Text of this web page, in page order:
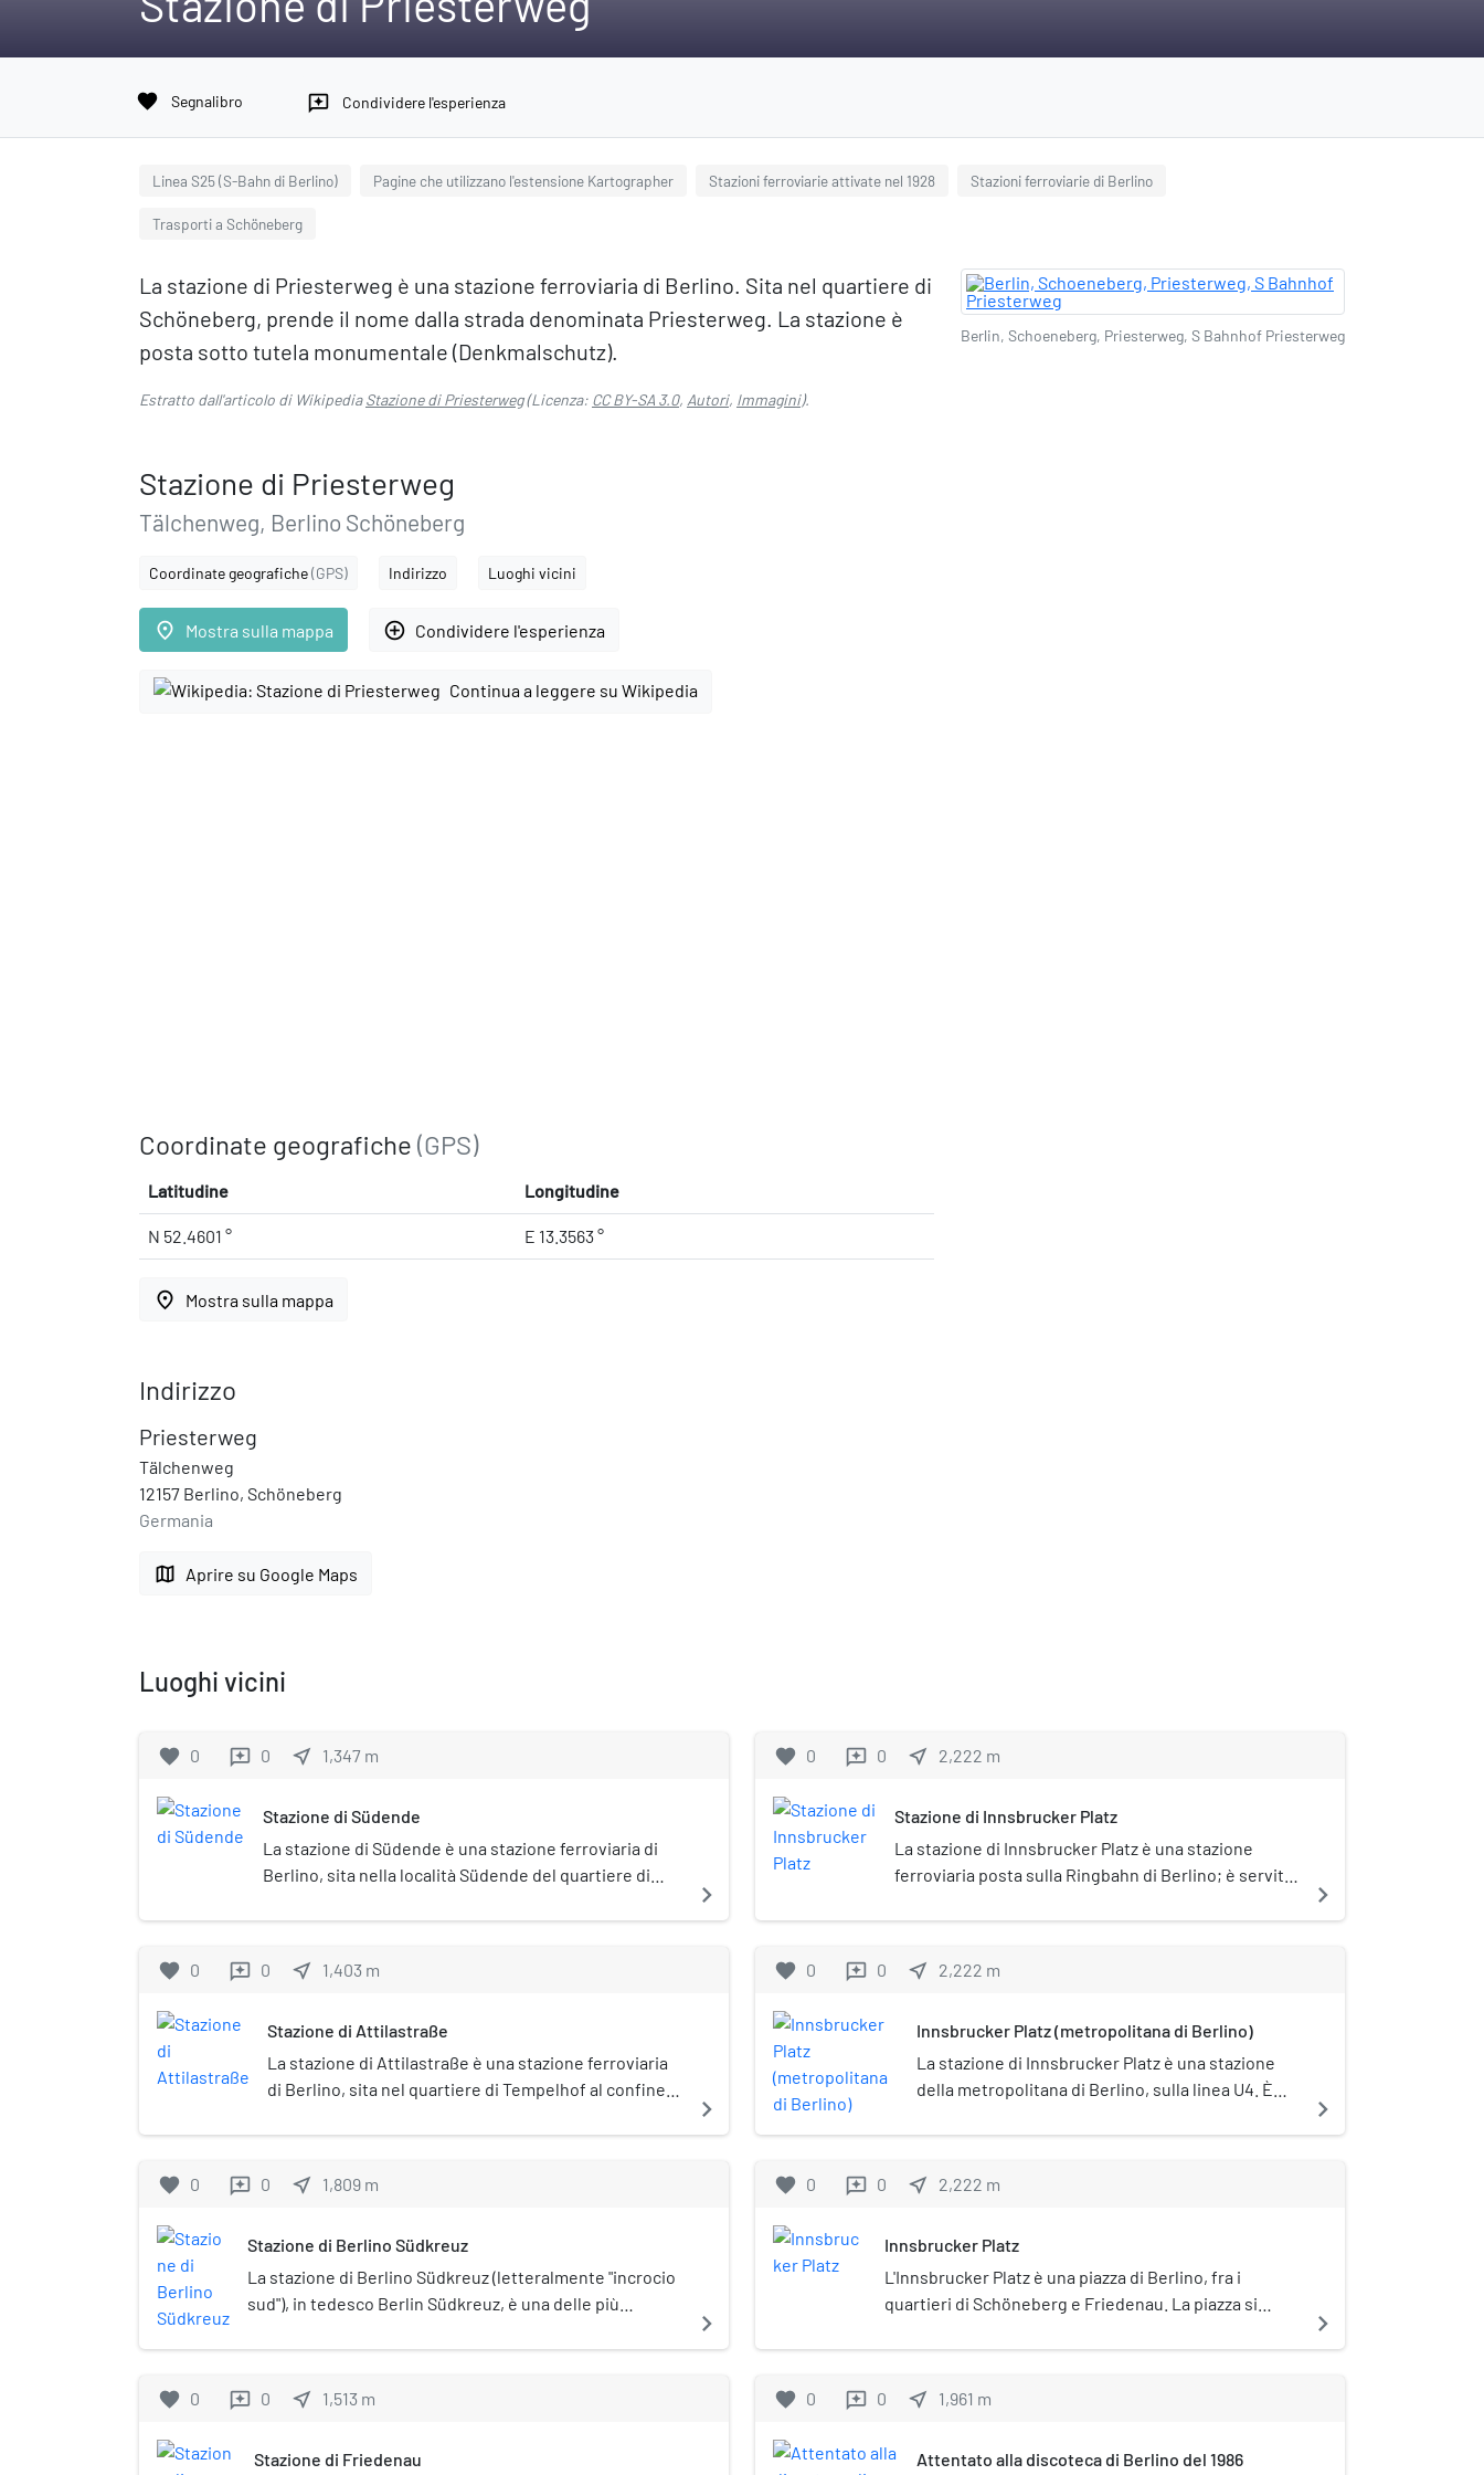
favorite Segnalibro reviews Condividere l'esperienza
Linea S25 (S-Bahn di Berlino) Pagine che utilizzano l'estensione Kartographer Stazioni ferroviarie attivate nel 1928 Stazioni ferroviarie di Berlino
Trasporti a Schöneberg
La stazione di Priesterweg è una stazione ferroviaria di Berlino. Sita nel quartiere di
Schöneberg, prende il nome dalla strada denominata Priesterweg. La stazione è
posta sotto tutela monumentale (Denkmalschutz).
Estratto dall'articolo di WikipediaStazione di Priesterweg(Licenza: CC BY-SA 3.0, Autori, Immagini).
Stazione di Priesterweg
Tälchenweg, Berlino Schöneberg
Coordinate geografiche(GPS) Indirizzo Luoghi vicini
place Mostra sulla mappa add_circle_outline Condividere l'esperienza
Continua a leggere su Wikipedia
Coordinate geografiche (GPS)
Latitudine Longitudine
N 52.4601 ° E 13.3563 °
place Mostra sulla mappa
Indirizzo
Priesterweg
Tälchenweg
12157 Berlino, Schöneberg
Germania
map Aprire su Google Maps
Berlin, Schoeneberg, Priesterweg, S Bahnhof Priesterweg
Luoghi vicini
favorite 0 reviews 0 near_me 1,347 m
Stazione di Südende
La stazione di Südende è una stazione ferroviaria di
Berlino, sita nella località Südende del quartiere di
navigate_next
favorite 0 reviews 0 near_me 1,403 m
Stazione di Attilastraße
La stazione di Attilastraße è una stazione ferroviaria
di Berlino, sita nel quartiere di Tempelhof al confine
navigate_next
favorite 0 reviews 0 near_me 1,809 m
Stazione di Berlino Südkreuz
La stazione di Berlino Südkreuz (letteralmente "incrocio
sud"), in tedesco Berlin Südkreuz, è una delle più
quartiere di Schöneberg, all'incrocio fra la Ringbahn e le
Bahn).
navigate_next
favorite 0 reviews 0 near_me 1,513 m
Stazione di Friedenau
favorite 0 reviews 0 near_me 2,222 m
Stazione di Innsbrucker Platz
La stazione di Innsbrucker Platz è una stazione
ferroviaria posta sulla Ringbahn di Berlino; è servita
navigate_next
favorite 0 reviews 0 near_me 2,222 m
Innsbrucker Platz (metropolitana di Berlino)
La stazione di Innsbrucker Platz è una stazione
della metropolitana di Berlino, sulla linea U4. È
(Denkmalschutz).
navigate_next
favorite 0 reviews 0 near_me 2,222 m
Innsbrucker Platz
L'Innsbrucker Platz è una piazza di Berlino, fra i
quartieri di Schöneberg e Friedenau. La piazza si
per Potsdam) con la Ringbahn ("ferrovia circolare"),
corrispondenza della piazza si trova l'omonima
della linea U4 della metropolitana. Dagli anni settanta,
navigate_next
favorite 0 reviews 0 near_me 1,961 m
Attentato alla discoteca di Berlino del 1986